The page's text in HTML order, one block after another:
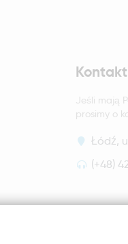
Kontakt
Jeśli mają
prosimy o
Łódź,
(+48)